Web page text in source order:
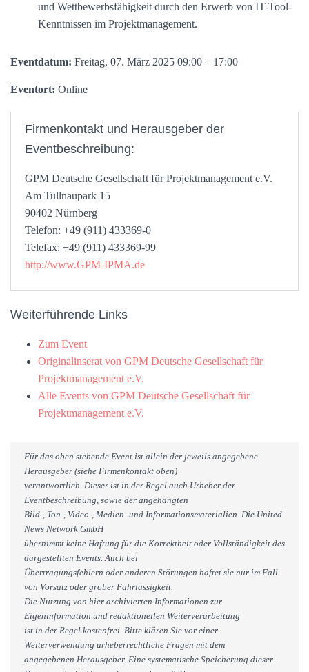
und Wettbewerbsfähigkeit durch den Erwerb von IT-Tool-
Kenntnissen im Projektmanagement.
Eventdatum: Freitag, 07. März 2025 09:00 – 17:00
Eventort: Online
Firmenkontakt und Herausgeber der
Eventbeschreibung:
GPM Deutsche Gesellschaft für Projektmanagement e.V.
Am Tullnaupark 15
90402 Nürnberg
Telefon: +49 (911) 433369-0
Telefax: +49 (911) 433369-99
http://www.GPM-IPMA.de
Weiterführende Links
Zum Event
Originalinserat von GPM Deutsche Gesellschaft für
Projektmanagement e.V.
Alle Events von GPM Deutsche Gesellschaft für
Projektmanagement e.V.
Für das oben stehende Event ist allein der jeweils angegebene
Herausgeber (siehe Firmenkontakt oben)
verantwortlich. Dieser ist in der Regel auch Urheber der
Eventbeschreibung, sowie der angehängten
Bild-, Ton-, Video-, Medien- und Informationsmaterialien. Die United
News Network GmbH
übernimmt keine Haftung für die Korrektheit oder Vollständigkeit des
dargestellten Events. Auch bei
Übertragungsfehlern oder anderen Störungen haftet sie nur im Fall
von Vorsatz oder grober Fahrlässigkeit.
Die Nutzung von hier archivierten Informationen zur
Eigeninformation und redaktionellen Weiterverarbeitung
ist in der Regel kostenfrei. Bitte klären Sie vor einer
Weiterverwendung urheberrechtliche Fragen mit dem
angegebenen Herausgeber. Eine systematische Speicherung dieser